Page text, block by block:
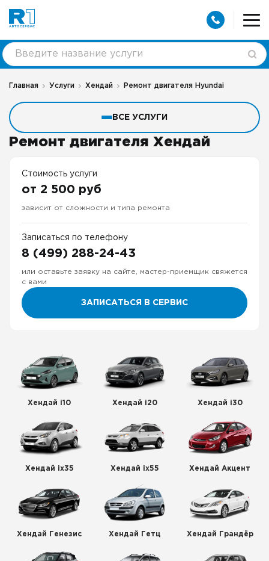
Главная Услуги Хендай Ремонт двигателя Hyundai
ВСЕ УСЛУГИ
Ремонт двигателя Хендай
Стоимость услуги
от 2 500 руб
зависит от сложности и типа ремонта
Записаться по телефону
8 (499) 288-24-43
или оставьте заявку на сайте, мастер-приемщик свяжется
с вами
ЗАПИСАТЬСЯ В СЕРВИС
Хендай i10 Хендай i20 Хендай i30
Хендай ix35 Хендай ix55 Хендай Акцент
Хендай Генезис Хендай Гетц Хендай Грандёр